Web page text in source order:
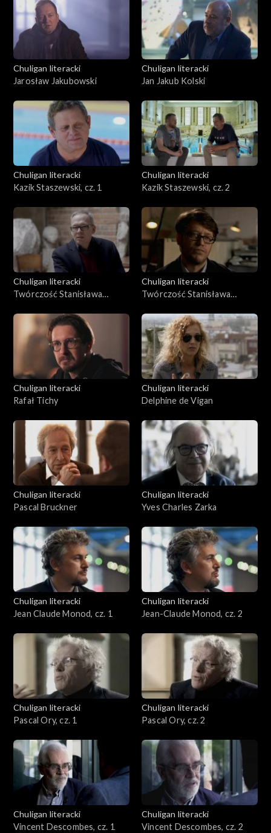
Chuligan literacki
Jarosław Jakubowski
Chuligan literacki
Jan Jakub Kolski
Chuligan literacki
Kazik Staszewski, cz. 1
Chuligan literacki
Kazik Staszewski, cz. 2
Chuligan literacki
Twórczość Stanisława
Chuligan literacki
Twórczość Stanisława
Chuligan literacki
Rafał Tichy
Chuligan literacki
Delphine de Vigan
Chuligan literacki
Pascal Bruckner
Chuligan literacki
Yves Charles Zarka
Chuligan literacki
Jean Claude Monod, cz. 1
Chuligan literacki
Jean-Claude Monod, cz. 2
Chuligan literacki
Pascal Ory, cz. 1
Chuligan literacki
Pascal Ory, cz. 2
Chuligan literacki
Vincent Descombes, cz. 1
Chuligan literacki
Vincent Descombes, cz. 2